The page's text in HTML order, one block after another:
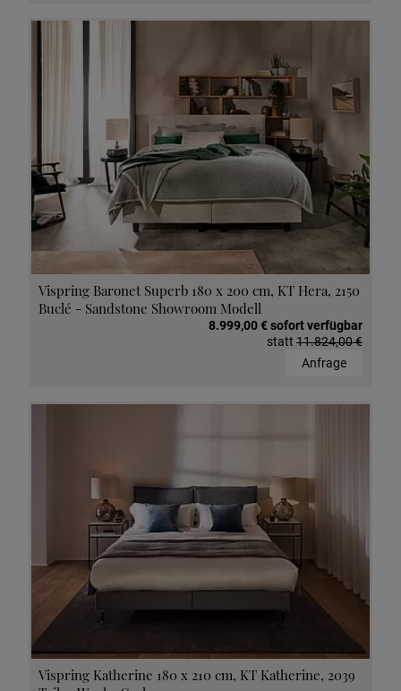
Vispring Baronet Superb 180 x 200 cm, KT Hera, 2150
Buclé - Sandstone Showroom Modell
8.999,00 € sofort verfügbar
statt 11.824,00 €
Anfrage
Vispring Katherine 180 x 210 cm, KT Katherine, 2039